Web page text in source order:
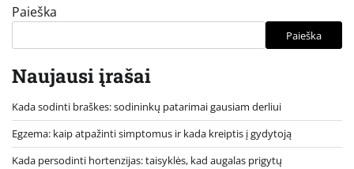
Paieška
Paieška
Naujausi įrašai
Kada sodinti braškes: sodininkų patarimai gausiam derliui
Egzema: kaip atpažinti simptomus ir kada kreiptis į gydytoją
Kada persodinti hortenzijas: taisyklės, kad augalas prigytų